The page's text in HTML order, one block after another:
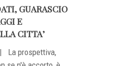
GUARASCIO
E
CITTA’
La prospettiva,